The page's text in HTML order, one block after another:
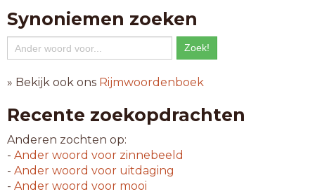
Synoniemen zoeken
» Bekijk ook ons Rijmwoordenboek
Recente zoekopdrachten
Anderen zochten op:
- Ander woord voor zinnebeeld
- Ander woord voor uitdaging
- Ander woord voor mooi